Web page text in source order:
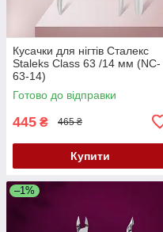
Кусачки для нігтів Сталекс
Staleks Class 63 /14 мм (NC-
63-14)
Готово до відправки
445 ₴ 465 ₴
Купити
–1%